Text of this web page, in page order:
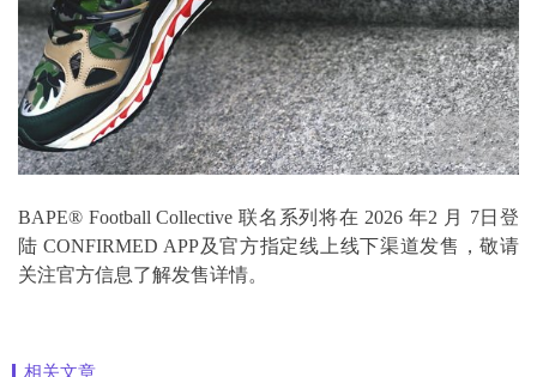
BAPE® Football Collective 联名系列将在 2026 年2 月 7日登
陆 CONFIRMED APP及官方指定线上线下渠道发售，敬请
关注官方信息了解发售详情。
相关文章